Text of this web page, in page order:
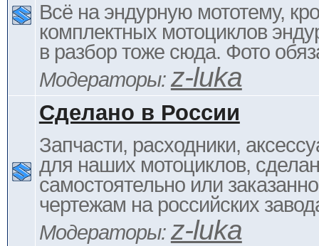
Всё на эндурную мототему,
комплектных мотоциклов
в разбор тоже сюда. Фото
Модераторы: z-luka
Сделано в России
Запчасти, расходники,
для наших мотоциклов,
самостоятельно или
чертежам на российских
Модераторы: z-luka